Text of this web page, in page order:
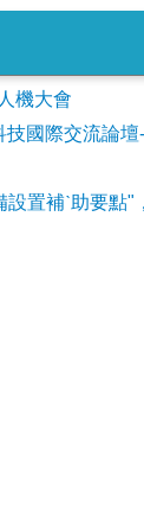
機大會
國際交流論壇
置補ˋ助要點